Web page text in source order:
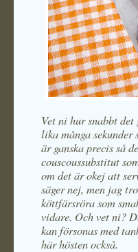
Vet ni hur snabbt
lika många
är ganska precis så
couscoussubstitut
om det är okej att
säger nej, men jag
köttfärsröra som
vidare. Och vet ni?
kan försonas med
här hösten också.